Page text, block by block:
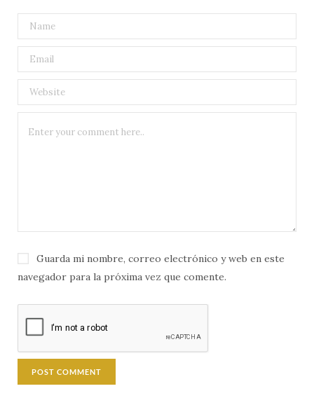
Guarda mi nombre, correo electrónico y web en este
navegador para la próxima vez que comente.